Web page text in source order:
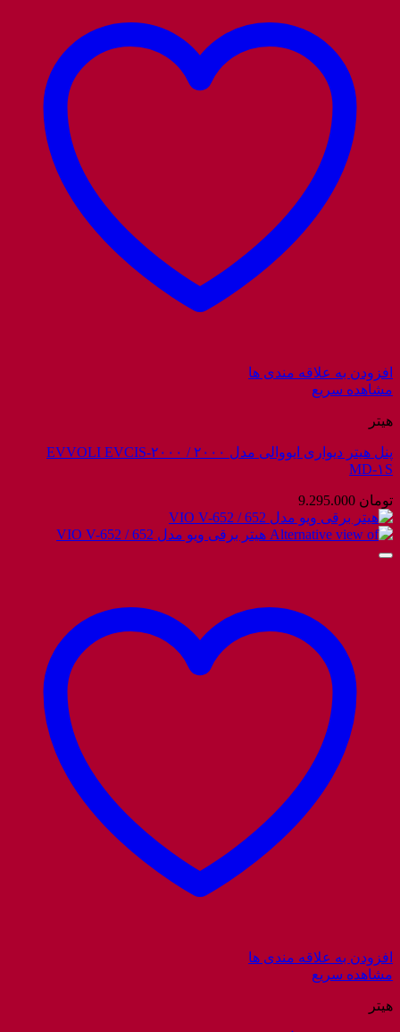
افزودن به علاقه مندی ها
مشاهده سریع
هیتر
پنل هیتر دیواری ایووالی مدل ۲۰۰۰ / EVVOLI EVCIS-۲۰۰۰
MD-۱S
تومان
افزودن به علاقه مندی ها
مشاهده سریع
هیتر